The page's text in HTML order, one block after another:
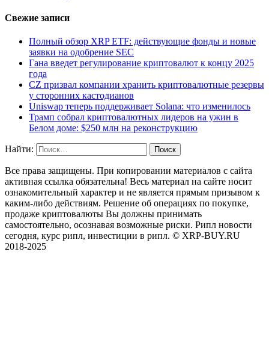
Свежие записи
Полный обзор XRP ETF: действующие фонды и новые
заявки на одобрение SEC
Гана введет регулирование криптовалют к концу 2025
года
CZ призвал компании хранить криптовалютные резервы
у сторонних кастодианов
Uniswap теперь поддерживает Solana: что изменилось
Трамп собрал криптовалютных лидеров на ужин в
Белом доме: $250 млн на реконструкцию
Найти:
Все права защищены. При копировании материалов с сайта
активная ссылка обязательна! Весь материал на сайте носит
ознакомительный характер и не является прямым призывом к
каким-либо действиям. Решение об операциях по покупке,
продаже криптовалюты Вы должны принимать
самостоятельно, осознавая возможные риски. Рипл новости
сегодня, курс рипл, инвестиции в рипл. © XRP-BUY.RU
2018-2025